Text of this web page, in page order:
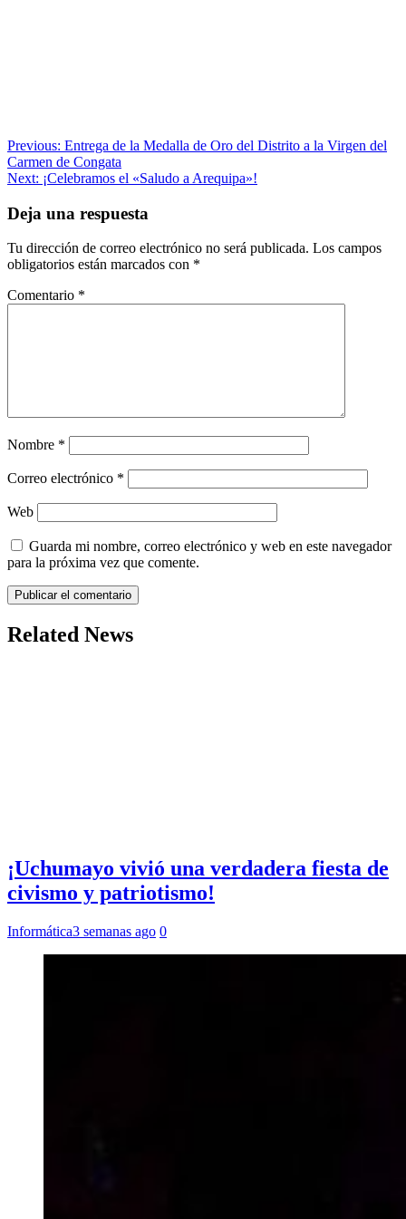
Navegación
de
Previous: Entrega de la Medalla de Oro del Distrito a la Virgen del
Carmen de Congata
Next: ¡Celebramos el «Saludo a Arequipa»!
Deja una respuesta
Tu dirección de correo electrónico no será publicada. Los campos
obligatorios están marcados con *
Comentario *
Nombre *
Correo electrónico *
Web
Guarda mi nombre, correo electrónico y web en este navegador
para la próxima vez que comente.
Related News
¡Uchumayo vivió una verdadera fiesta de
civismo y patriotismo!
Informática3 semanas ago 0